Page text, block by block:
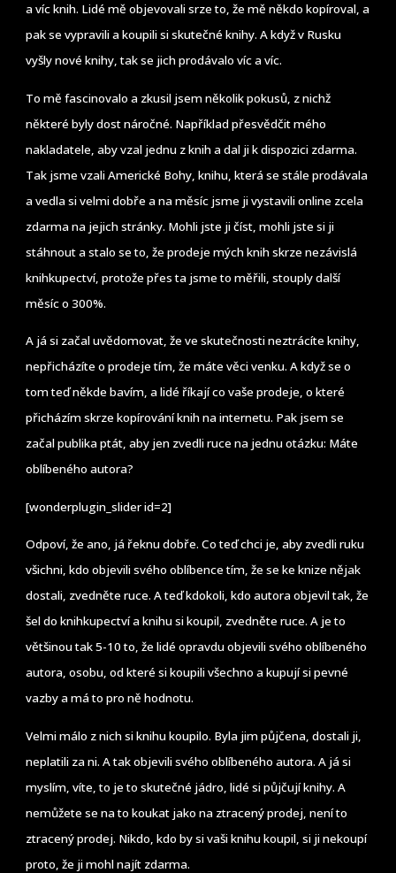
a víc knih. Lidé mě objevovali srze to, že mě někdo kopíroval, a
pak se vypravili a koupili si skutečné knihy. A když v Rusku
vyšly nové knihy, tak se jich prodávalo víc a víc.
To mě fascinovalo a zkusil jsem několik pokusů, z nichž
některé byly dost náročné. Například přesvědčit mého
nakladatele, aby vzal jednu z knih a dal ji k dispozici zdarma.
Tak jsme vzali Americké Bohy, knihu, která se stále prodávala
a vedla si velmi dobře a na měsíc jsme ji vystavili online zcela
zdarma na jejich stránky. Mohli jste ji číst, mohli jste si ji
stáhnout a stalo se to, že prodeje mých knih skrze nezávislá
knihkupectví, protože přes ta jsme to měřili, stouply další
měsíc o 300%.
A já si začal uvědomovat, že ve skutečnosti neztrácíte knihy,
nepřicházíte o prodeje tím, že máte věci venku. A když se o
tom teď někde bavím, a lidé říkají co vaše prodeje, o které
přicházím skrze kopírování knih na internetu. Pak jsem se
začal publika ptát, aby jen zvedli ruce na jednu otázku: Máte
oblíbeného autora?
[wonderplugin_slider id=2]
Odpoví, že ano, já řeknu dobře. Co teď chci je, aby zvedli ruku
všichni, kdo objevili svého oblíbence tím, že se ke knize nějak
dostali, zvedněte ruce. A teď kdokoli, kdo autora objevil tak, že
šel do knihkupectví a knihu si koupil, zvedněte ruce. A je to
většinou tak 5-10 to, že lidé opravdu objevili svého oblíbeného
autora, osobu, od které si koupili všechno a kupují si pevné
vazby a má to pro ně hodnotu.
Velmi málo z nich si knihu koupilo. Byla jim půjčena, dostali ji,
neplatili za ni. A tak objevili svého oblíbeného autora. A já si
myslím, víte, to je to skutečné jádro, lidé si půjčují knihy. A
nemůžete se na to koukat jako na ztracený prodej, není to
ztracený prodej. Nikdo, kdo by si vaši knihu koupil, si ji nekoupí
proto, že ji mohl najít zdarma.